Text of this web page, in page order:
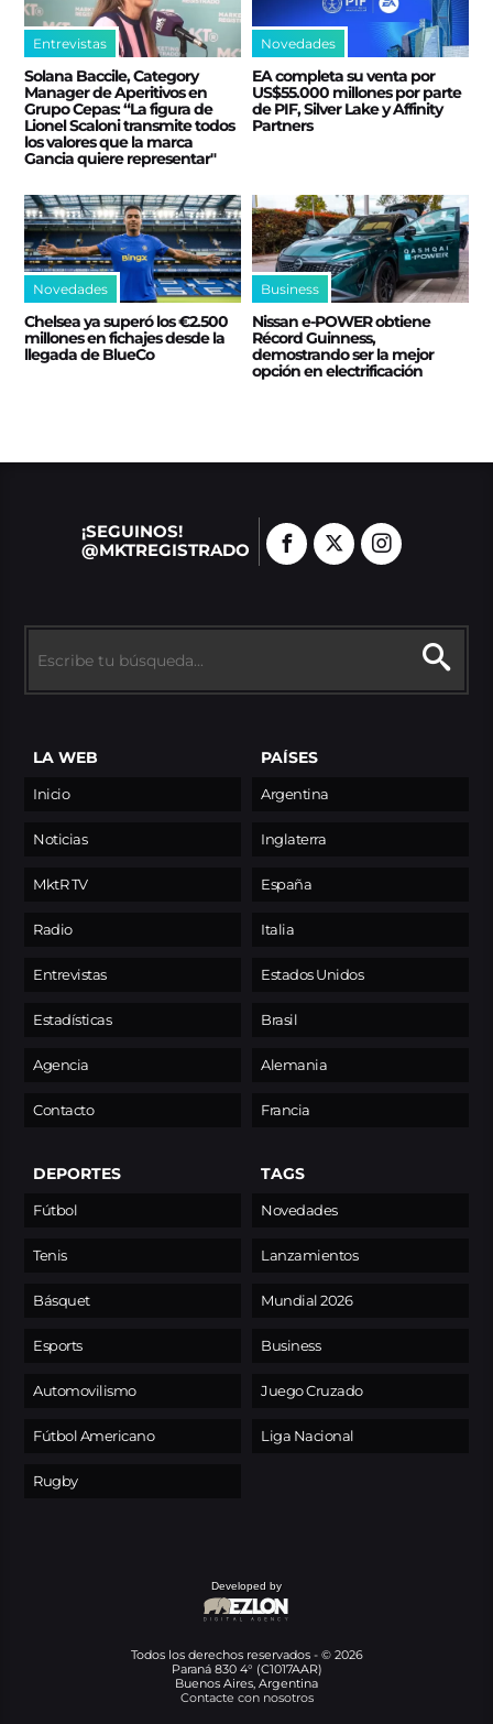
Entrevistas
Solana Baccile, Category
Manager de Aperitivos en
Grupo Cepas: “La figura de
Lionel Scaloni transmite todos
los valores que la marca
Gancia quiere representar"
Novedades
EA completa su venta por
US$55.000 millones por parte
de PIF, Silver Lake y Affinity
Partners
Novedades
Chelsea ya superó los €2.500
millones en fichajes desde la
llegada de BlueCo
Business
Nissan e‑POWER obtiene
Récord Guinness,
demostrando ser la mejor
opción en electrificación
¡SEGUINOS!
@MKTREGISTRADO
LA WEB
Inicio
Noticias
MktR TV
Radio
Entrevistas
Estadísticas
Agencia
Contacto
PAÍSES
Argentina
Inglaterra
España
Italia
Estados Unidos
Brasil
Alemania
Francia
DEPORTES
Fútbol
Tenis
Básquet
Esports
Automovilismo
Fútbol Americano
Rugby
TAGS
Novedades
Lanzamientos
Mundial 2026
Business
Juego Cruzado
Liga Nacional
Developed by
Todos los derechos reservados - © 2026
Paraná 830 4° (C1017AAR)
Buenos Aires, Argentina
Contacte con nosotros